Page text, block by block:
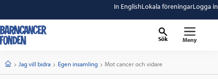
In EnglishLokala föreningarLogga in
Sök Meny
StartJag vill bidra Egen insamling Current:
Mot cancer och vidare